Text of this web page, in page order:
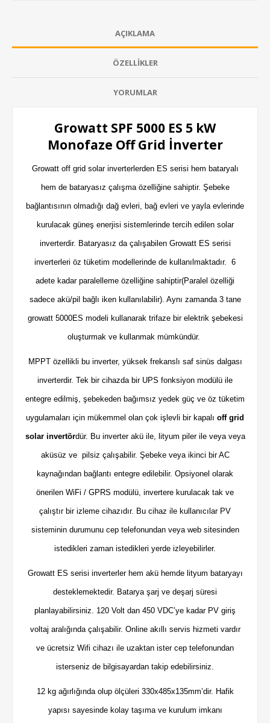
AÇIKLAMA
ÖZELLIKLER
YORUMLAR
Growatt SPF 5000 ES 5 kW
Monofaze Off Grid İnverter
Growatt off grid solar inverterlerden ES serisi hem bataryalı
hem de bataryasız çalışma özelliğine sahiptir. Şebeke
bağlantısının olmadığı dağ evleri, bağ evleri ve yayla evlerinde
kurulacak güneş enerjisi sistemlerinde tercih edilen solar
inverterdir. Bataryasız da çalışabilen Growatt ES serisi
inverterleri öz tüketim modellerinde de kullanılmaktadır. 6
adete kadar paralelleme özelliğine sahiptir(Paralel özelliği
sadece akü/pil bağlı iken kullanılabilir). Aynı zamanda 3 tane
growatt 5000ES modeli kullanarak trifaze bir elektrik şebekesi
oluşturmak ve kullanmak mümkündür.
MPPT özellikli bu inverter, yüksek frekanslı saf sinüs dalgası
inverterdir. Tek bir cihazda bir UPS fonksiyon modülü ile
entegre edilmiş, şebekeden bağımsız yedek güç ve öz tüketim
uygulamaları için mükemmel olan çok işlevli bir kapalı off grid
solar invertördür. Bu inverter akü ile, lityum piler ile veya veya
aküsüz ve pilsiz çalışabilir. Şebeke veya ikinci bir AC
kaynağından bağlantı entegre edilebilir. Opsiyonel olarak
önerilen WiFi / GPRS modülü, invertere kurulacak tak ve
çalıştır bir izleme cihazıdır. Bu cihaz ile kullanıcılar PV
sisteminin durumunu cep telefonundan veya web sitesinden
istedikleri zaman istedikleri yerde izleyebilirler.
Growatt ES serisi inverterler hem akü hemde lityum bataryayı
desteklemektedir. Batarya şarj ve deşarj süresi
planlayabilirsiniz. 120 Volt dan 450 VDC’ye kadar PV giriş
voltaj aralığında çalışabilir. Online akıllı servis hizmeti vardır
ve ücretsiz Wifi cihazı ile uzaktan ister cep telefonundan
isterseniz de bilgisayardan takip edebilirsiniz.
12 kg ağırlığında olup ölçüleri 330x485x135mm’dir. Hafik
yapısı sayesinde kolay taşıma ve kurulum imkanı